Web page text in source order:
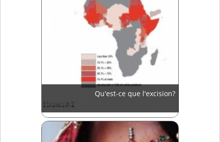
Qu'est-ce que l'excision?